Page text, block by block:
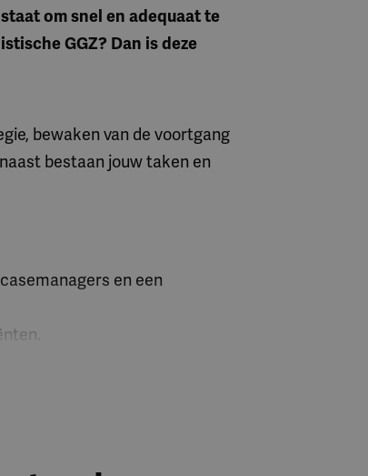
om snel en adequaat te
GGZ? Dan is deze
bewaken van de voortgang
bestaan jouw taken en
en een
in opleiding.
extra beloning gegeven